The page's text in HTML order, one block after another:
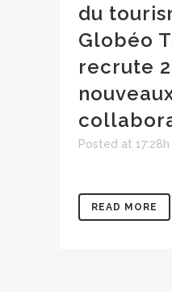
du
Globéo
recrute
Posted at 17:28h
READ MORE